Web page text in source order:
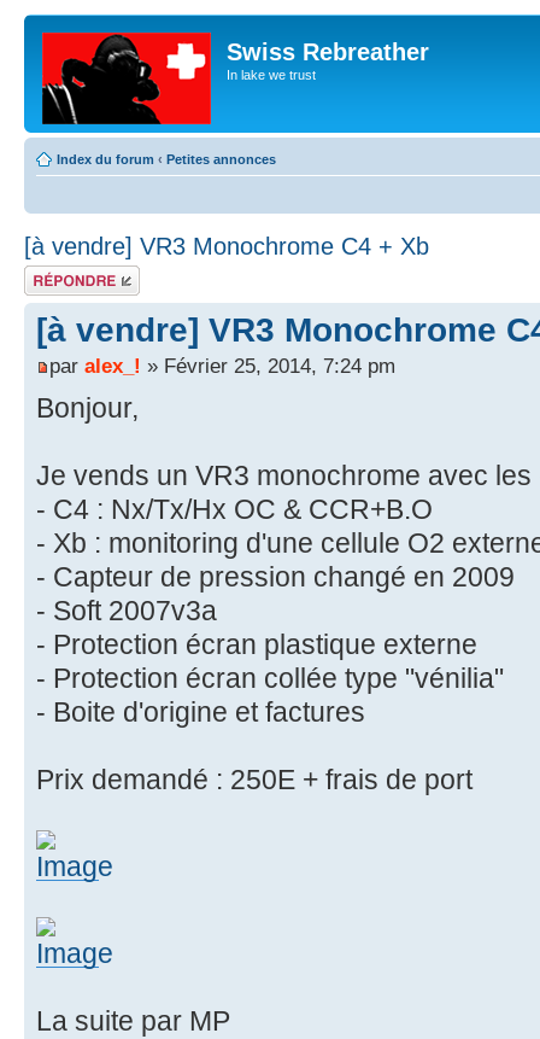
Swiss Rebreather
In lake we trust
Index du forum ‹ Petites annonces
[à vendre] VR3 Monochrome C4 + Xb
Répondre
[à vendre] VR3 Monochrome
par alex_! » Février 25, 2014, 7:24 pm
Bonjour,
Je vends un VR3 monochrome avec
- C4 : Nx/Tx/Hx OC & CCR+B.O
- Xb : monitoring d'une cellule O2
- Capteur de pression changé en 2009
- Soft 2007v3a
- Protection écran plastique externe
- Protection écran collée type "vénilia"
- Boite d'origine et factures
Prix demandé : 250E + frais de port
La suite par MP